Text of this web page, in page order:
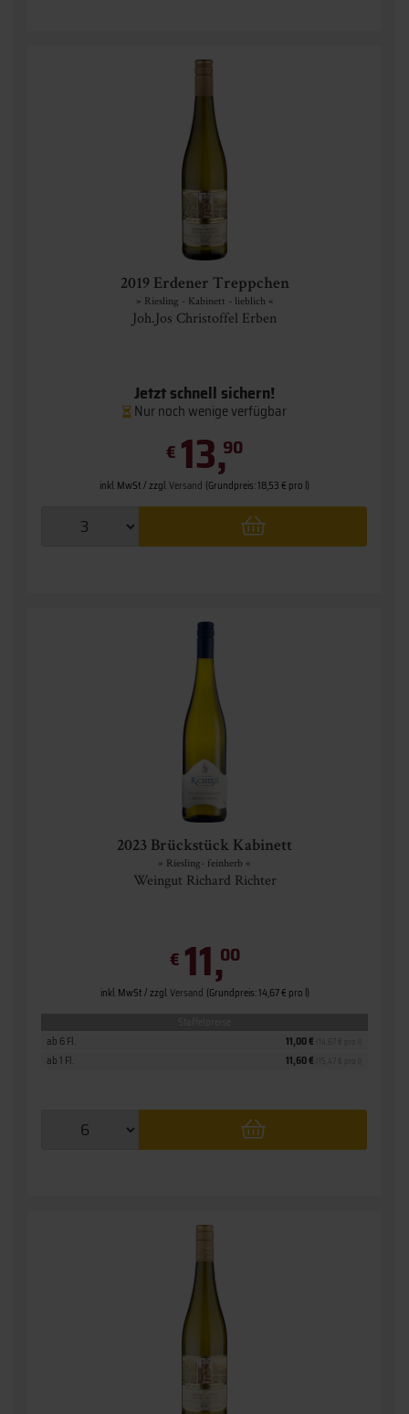
2019 Erdener Treppchen
» Riesling - Kabinett - lieblich «
Joh.Jos Christoffel Erben
Jetzt schnell sichern!
Nur noch wenige verfügbar
€ 13,90
inkl. MwSt. / zzgl.Versand (Grundpreis: 18,53 € pro l)
2023 Brückstück Kabinett
» Riesling- feinherb «
Weingut Richard Richter
€ 11,00
inkl. MwSt. / zzgl.Versand (Grundpreis: 14,67 € pro l)
ab 1 Fl. 11,60 €
ab 6 Fl. 11,00 €